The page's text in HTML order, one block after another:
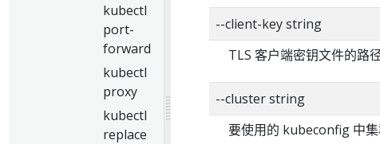
kubectl
port-
forward
kubectl
proxy
kubectl
replace
--client-key string
TLS 客户端密钥文件的路径
--cluster string
要使用的 kubeconfig 中集